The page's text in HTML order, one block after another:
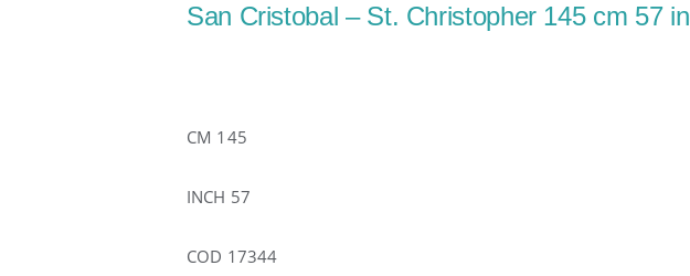
San Cristobal – St. Christopher 145 cm 57
CM 145
INCH 57
COD 17344